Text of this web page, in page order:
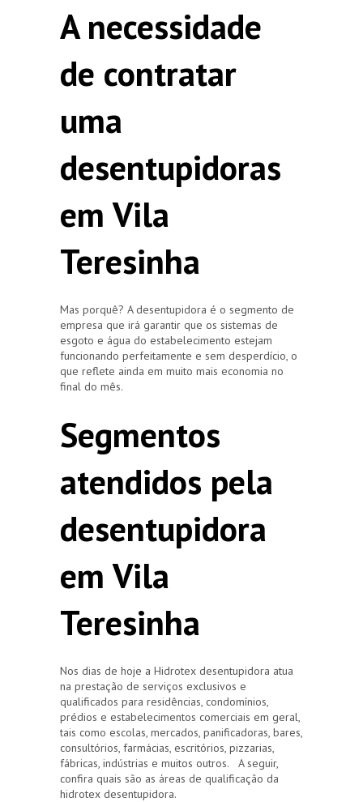
A necessidade
de contratar
uma
desentupidoras
em Vila
Teresinha
Mas porquê? A desentupidora é o segmento de
empresa que irá garantir que os sistemas de
esgoto e água do estabelecimento estejam
funcionando perfeitamente e sem desperdício, o
que reflete ainda em muito mais economia no
final do mês.
Segmentos
atendidos pela
desentupidora
em Vila
Teresinha
Nos dias de hoje a Hidrotex desentupidora atua
na prestação de serviços exclusivos e
qualificados para residências, condomínios,
prédios e estabelecimentos comerciais em geral,
tais como escolas, mercados, panificadoras, bares,
consultórios, farmácias, escritórios, pizzarias,
fábricas, indústrias e muitos outros. A seguir,
confira quais são as áreas de qualificação da
hidrotex desentupidora.